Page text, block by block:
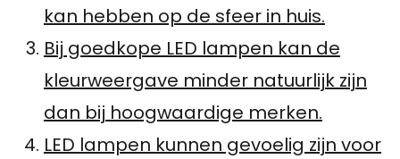
kan hebben op de sfeer in huis.
Bij goedkope LED lampen kan de
kleurweergave minder natuurlijk zijn
dan bij hoogwaardige merken.
LED lampen kunnen gevoelig zijn voor